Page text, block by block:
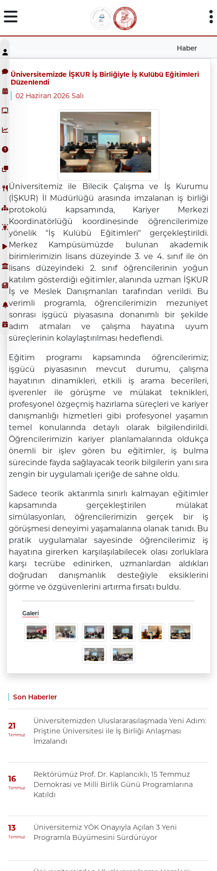
Haber
Son Haberler
21
Temmuz
Üniversitemizden Uluslararasılaşmada Yeni Adım:
Priştine Üniversitesi ile İş Birliği Anlaşması
İmzalandı
16
Temmuz
Rektörümüz Prof. Dr. Kaplancıklı, 15 Temmuz
Demokrasi ve Milli Birlik Günü Programlarına
Katıldı
13
Temmuz
Üniversitemiz YÖK Onayıyla Açılan 3 Yeni
Programla Büyümesini Sürdürüyor
Üniversitemizde İŞKUR İş Birliğiyle İş Kulübü Eğitimleri
Düzenlendi
02 Haziran 2026 Salı
Üniversitemiz ile Bilecik Çalışma ve İş Kurumu
(İŞKUR) İl Müdürlüğü arasında imzalanan iş birliği
protokolü kapsamında, Kariyer Merkezi
Koordinatörlüğü koordinesinde öğrencilerimize
yönelik "İş Kulübü Eğitimleri" gerçekleştirildi.
Merkez Kampüsümüzde bulunan akademik
birimlerimizin lisans düzeyinde 3. ve 4. sınıf ile ön
lisans düzeyindeki 2. sınıf öğrencilerinin yoğun
katılım gösterdiği eğitimler, alanında uzman İŞKUR
İş ve Meslek Danışmanları tarafından verildi. Bu
verimli programla, öğrencilerimizin mezuniyet
sonrası işgücü piyasasına donanımlı bir şekilde
adım atmaları ve çalışma hayatına uyum
süreçlerinin kolaylaştırılması hedeflendi.
Eğitim programı kapsamında öğrencilerimiz;
işgücü piyasasının mevcut durumu, çalışma
hayatının dinamikleri, etkili iş arama becerileri,
işverenler ile görüşme ve mülakat teknikleri,
profesyonel özgeçmiş hazırlama süreçleri ve kariyer
danışmanlığı hizmetleri gibi profesyonel yaşamın
temel konularında detaylı olarak bilgilendirildi.
Öğrencilerimizin kariyer planlamalarında oldukça
önemli bir işlev gören bu eğitimler, iş bulma
sürecinde fayda sağlayacak teorik bilgilerin yanı sıra
zengin bir uygulamalı içeriğe de sahne oldu.
Sadece teorik aktarımla sınırlı kalmayan eğitimler
kapsamında gerçekleştirilen mülakat
simülasyonları, öğrencilerimizin gerçek bir iş
görüşmesi deneyimi yaşamalarına olanak tanıdı. Bu
pratik uygulamalar sayesinde öğrencilerimiz iş
hayatına girerken karşılaşılabilecek olası zorluklara
karşı tecrübe edinirken, uzmanlardan aldıkları
doğrudan danışmanlık desteğiyle eksiklerini
görme ve özgüvenlerini artırma fırsatı buldu.
Galeri